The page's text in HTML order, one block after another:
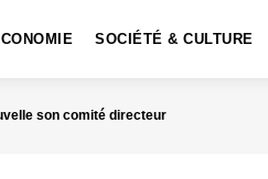
SOCIÉTÉ & CULTURE
son comité directeur